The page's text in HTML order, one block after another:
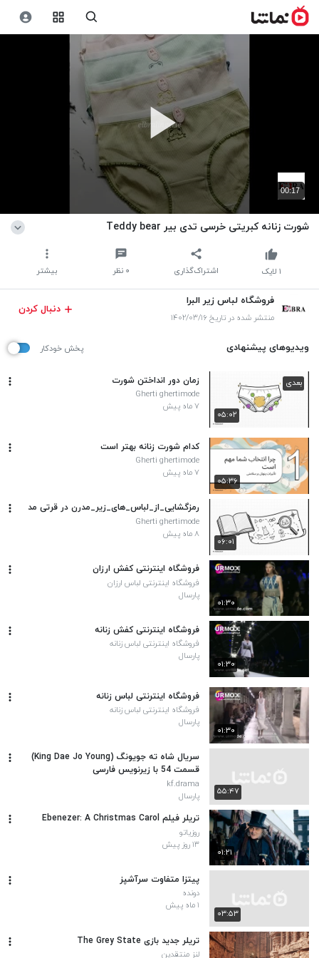
00:17
شورت زنانه کبریتی خرسی تدی بیر Teddy bear
اشتراک‌گذاری ۰ نظر بیشتر ۱ لایک
فروشگاه لباس زیر البرا
منتشر شده در تاریخ ۱۴۰۲/۰۳/۱۶
دنبال کردن
ویدیوهای پیشنهادی پخش خودکار
۰۵:۰۲
بعدی زمان دور انداختن شورت
Gherti ghertimode
۷ ماه پیش
۰۵:۳۶
کدام شورت زنانه بهتر است
Gherti ghertimode
۷ ماه پیش
۰۶:۰۱
رمزگشایی_از_لباس_های_زیر_مدرن در قرتی مد
Gherti ghertimode
۸ ماه پیش
۰۱:۳۰
فروشگاه اینترنتی کفش ارزان
فروشگاه اینترنتی لباس ارزان
پارسال
۰۱:۳۰
فروشگاه اینترنتی کفش زنانه
فروشگاه اینترنتی لباس زنانه
پارسال
۰۱:۳۰
فروشگاه اینترنتی لباس زنانه
فروشگاه اینترنتی لباس زنانه
پارسال
۵۵:۴۷
سریال شاه ته جویونگ (King Dae Jo Young)
قسمت 54 با زیرنویس فارسی
kf.drama
پارسال
۰۱:۲۱
تریلر فیلم Ebenezer: A Christmas Carol
روزیاتو
۱۳ روز پیش
۰۳:۵۳
پیتزا متفاوت سرآشپز
دونده
۱ ماه پیش
تریلر جدید بازی The Grey State
لنز منتقدین